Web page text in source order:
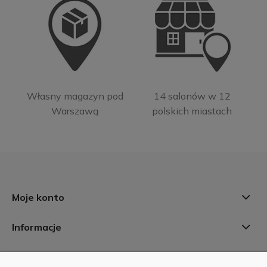
Własny magazyn pod
Warszawą
14 salonów w 12
polskich miastach
Moje konto
Informacje